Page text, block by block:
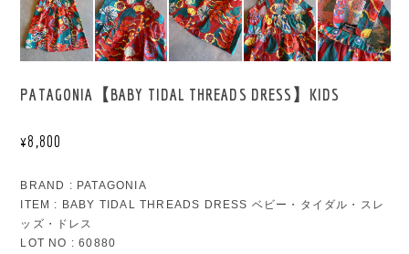
PATAGONIA【BABY TIDAL THREADS DRESS】KIDS
¥8,800
BRAND : PATAGONIA
ITEM : BABY TIDAL THREADS DRESS ベビー・タイダル・スレ
ッズ・ドレス
LOT NO : 60880